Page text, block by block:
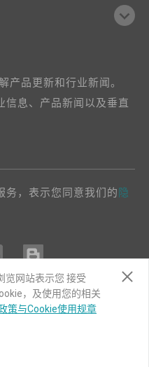
产品更新和行业新闻。
信息、产品新闻以及垂直
务，表示您同意我们的 隐
RIGHTS RESERVED.
览网站表示您 接受
，及使用您的相关
策与Cookie使用规章